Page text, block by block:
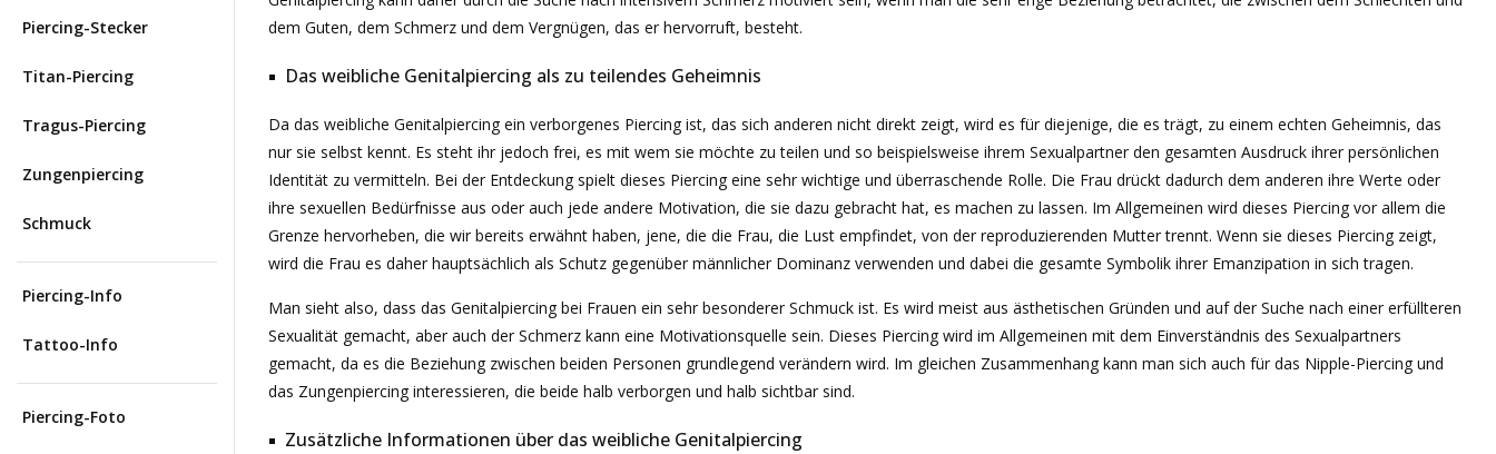
Piercing-Stecker
Titan-Piercing
Tragus-Piercing
Zungenpiercing
Schmuck
Piercing-Info
Tattoo-Info
Piercing-Foto
dem Guten, dem Schmerz und dem Vergnügen, das er hervorruft, besteht.
Das weibliche Genitalpiercing als zu teilendes Geheimnis
Da das weibliche Genitalpiercing ein verborgenes Piercing ist, das sich anderen nicht direkt zeigt, wird es für diejenige, die es trägt, zu einem echten Geheimnis, das
nur sie selbst kennt. Es steht ihr jedoch frei, es mit wem sie möchte zu teilen und so beispielsweise ihrem Sexualpartner den gesamten Ausdruck ihrer persönlichen
Identität zu vermitteln. Bei der Entdeckung spielt dieses Piercing eine sehr wichtige und überraschende Rolle. Die Frau drückt dadurch dem anderen ihre Werte oder
ihre sexuellen Bedürfnisse aus oder auch jede andere Motivation, die sie dazu gebracht hat, es machen zu lassen. Im Allgemeinen wird dieses Piercing vor allem die
Grenze hervorheben, die wir bereits erwähnt haben, jene, die die Frau, die Lust empfindet, von der reproduzierenden Mutter trennt. Wenn sie dieses Piercing zeigt,
wird die Frau es daher hauptsächlich als Schutz gegenüber männlicher Dominanz verwenden und dabei die gesamte Symbolik ihrer Emanzipation in sich tragen.
Man sieht also, dass das Genitalpiercing bei Frauen ein sehr besonderer Schmuck ist. Es wird meist aus ästhetischen Gründen und auf der Suche nach einer erfüllteren
Sexualität gemacht, aber auch der Schmerz kann eine Motivationsquelle sein. Dieses Piercing wird im Allgemeinen mit dem Einverständnis des Sexualpartners
gemacht, da es die Beziehung zwischen beiden Personen grundlegend verändern wird. Im gleichen Zusammenhang kann man sich auch für das Nipple-Piercing und
das Zungenpiercing interessieren, die beide halb verborgen und halb sichtbar sind.
Zusätzliche Informationen über das weibliche Genitalpiercing